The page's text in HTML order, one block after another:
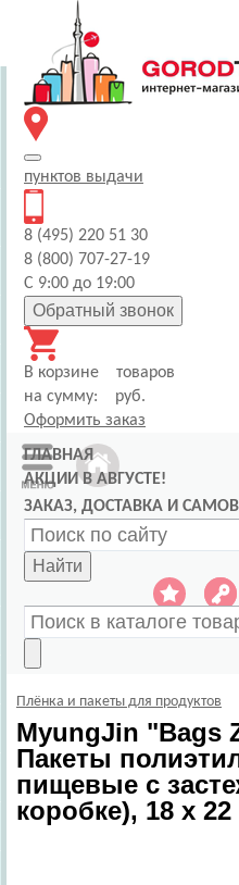
пунктов выдачи
8 (495) 220 51 30
8 (800) 707-27-19
С 9:00 до 19:00
Обратный звонок
В корзине
товаров
на сумму:
руб.
Оформить заказ
ГЛАВНАЯ
АКЦИИ В АВГУСТЕ!
ЗАКАЗ, ДОСТАВКА И
Найти
Плёнка и пакеты для продуктов
MyungJin "Bags
Пакеты
пищевые с
коробке), 18 x